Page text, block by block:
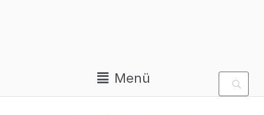
Menü